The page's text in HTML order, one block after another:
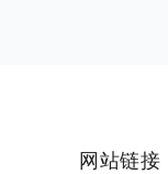
网站链接